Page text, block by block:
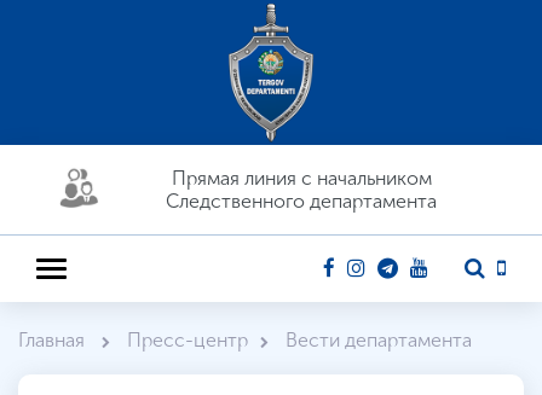
Прямая линия c начальником
Следственного департамента
Главная Пресс-центр Вести департамента